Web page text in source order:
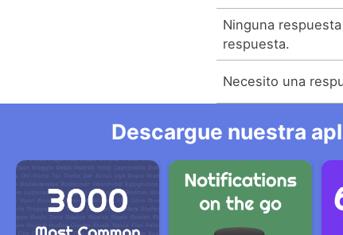
Ninguna
respuesta.
Necesito una
Descargue nuestra